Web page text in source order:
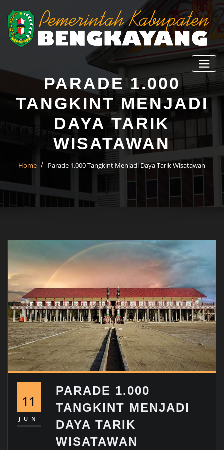
PARADE 1.000
TANGKINT MENJADI
DAYA TARIK
WISATAWAN
Home Parade 1.000 Tangkint Menjadi Daya Tarik Wisatawan
11
JUN
PARADE 1.000
TANGKINT MENJADI
DAYA TARIK
WISATAWAN